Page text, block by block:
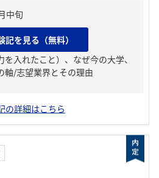
入れたこと）、なぜ今の大学、
軸/志望業界とその理由
記を見る（無料）
の詳細はこちら